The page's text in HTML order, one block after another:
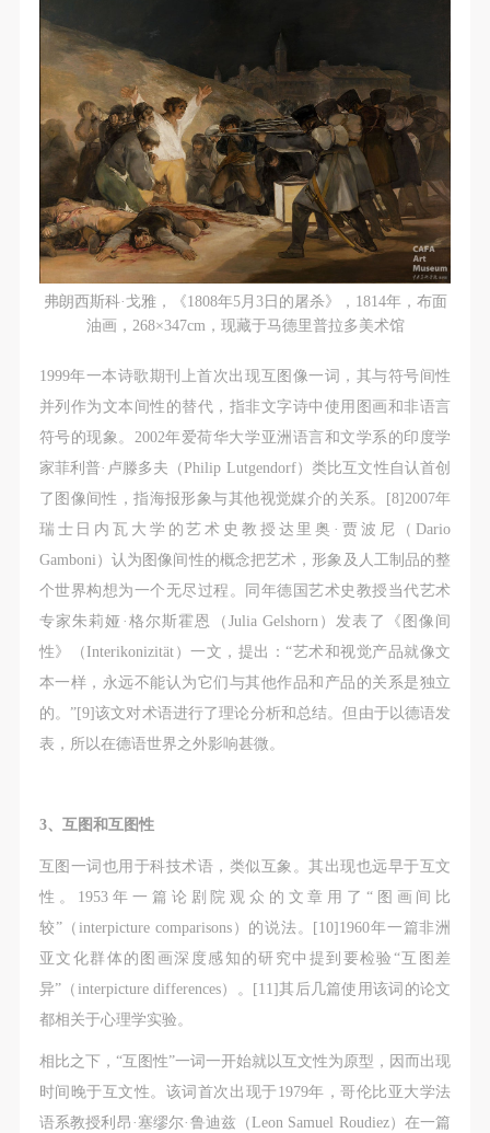
弗朗西斯科·戈雅，《1808年5月3日的屠杀》，1814年，布面
油画，268×347cm，现藏于马德里普拉多美术馆
1999年一本诗歌期刊上首次出现互图像一词，其与符号间性
并列作为文本间性的替代，指非文字诗中使用图画和非语言
符号的现象。2002年爱荷华大学亚洲语言和文学系的印度学
家菲利普·卢滕多夫（Philip Lutgendorf）类比互文性自认首创
了图像间性，指海报形象与其他视觉媒介的关系。[8]2007年
瑞士日内瓦大学的艺术史教授达里奥·贾波尼（Dario
Gamboni）认为图像间性的概念把艺术，形象及人工制品的整
个世界构想为一个无尽过程。同年德国艺术史教授当代艺术
专家朱莉娅·格尔斯霍恩（Julia Gelshorn）发表了《图像间
性》（Interikonizität）一文，提出：“艺术和视觉产品就像文
本一样，永远不能认为它们与其他作品和产品的关系是独立
的。”[9]该文对术语进行了理论分析和总结。但由于以德语发
表，所以在德语世界之外影响甚微。
3、互图和互图性
互图一词也用于科技术语，类似互象。其出现也远早于互文
性。1953年一篇论剧院观众的文章用了“图画间比
较”（interpicture comparisons）的说法。[10]1960年一篇非洲
亚文化群体的图画深度感知的研究中提到要检验“互图差
异”（interpicture differences）。[11]其后几篇使用该词的论文
都相关于心理学实验。
相比之下，“互图性”一词一开始就以互文性为原型，因而出现
时间晚于互文性。该词首次出现于1979年，哥伦比亚大学法
语系教授利昂·塞缪尔·鲁迪兹（Leon Samuel Roudiez）在一篇